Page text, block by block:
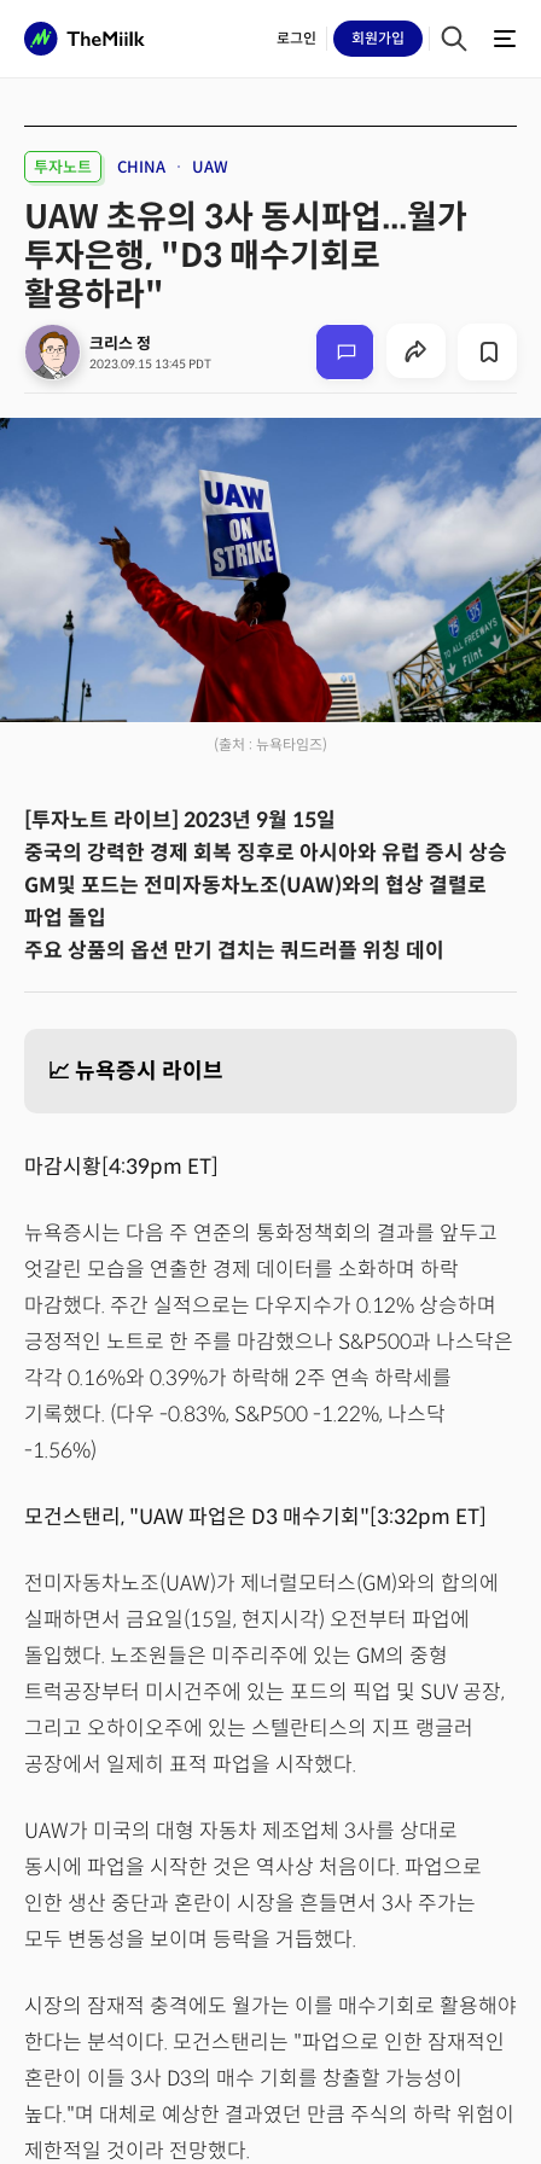
로그인 회원가입
투자노트 CHINA UAW
UAW 초유의 3사 동시파업...월가
투자은행, "D3 매수기회로
활용하라"
크리스 정
2023.09.15 13:45 PDT
(출처 : 뉴욕타임즈)
[투자노트 라이브] 2023년 9월 15일
중국의 강력한 경제 회복 징후로 아시아와 유럽 증시 상승
GM및 포드는 전미자동차노조(UAW)와의 협상 결렬로
파업 돌입
주요 상품의 옵션 만기 겹치는 쿼드러플 위칭 데이
📈 뉴욕증시 라이브
마감시황[4:39pm ET]
뉴욕증시는 다음 주 연준의 통화정책회의 결과를 앞두고
엇갈린 모습을 연출한 경제 데이터를 소화하며 하락
마감했다. 주간 실적으로는 다우지수가 0.12% 상승하며
긍정적인 노트로 한 주를 마감했으나 S&P500과 나스닥은
각각 0.16%와 0.39%가 하락해 2주 연속 하락세를
기록했다. (다우 -0.83%, S&P500 -1.22%, 나스닥
-1.56%)
모건스탠리, "UAW 파업은 D3 매수기회"[3:32pm ET]
전미자동차노조(UAW)가 제너럴모터스(GM)와의 합의에
실패하면서 금요일(15일, 현지시각) 오전부터 파업에
돌입했다. 노조원들은 미주리주에 있는 GM의 중형
트럭공장부터 미시건주에 있는 포드의 픽업 및 SUV 공장,
그리고 오하이오주에 있는 스텔란티스의 지프 랭글러
공장에서 일제히 표적 파업을 시작했다.
UAW가 미국의 대형 자동차 제조업체 3사를 상대로
동시에 파업을 시작한 것은 역사상 처음이다. 파업으로
인한 생산 중단과 혼란이 시장을 흔들면서 3사 주가는
모두 변동성을 보이며 등락을 거듭했다.
시장의 잠재적 충격에도 월가는 이를 매수기회로 활용해야
한다는 분석이다. 모건스탠리는 "파업으로 인한 잠재적인
혼란이 이들 3사 D3의 매수 기회를 창출할 가능성이
높다."며 대체로 예상한 결과였던 만큼 주식의 하락 위험이
제한적일 것이라 전망했다.